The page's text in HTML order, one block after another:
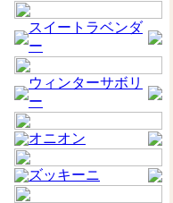
スイートラベンダ
ー
ウィンターサボリ
ー
オニオン
ズッキーニ